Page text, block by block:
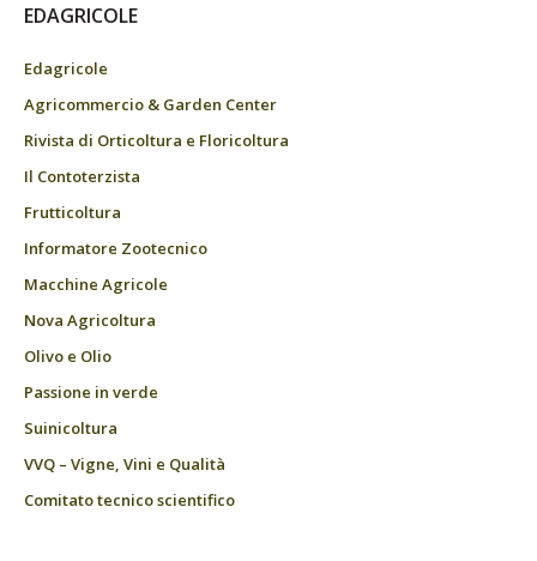
EDAGRICOLE
Edagricole
Agricommercio & Garden Center
Rivista di Orticoltura e Floricoltura
Il Contoterzista
Frutticoltura
Informatore Zootecnico
Macchine Agricole
Nova Agricoltura
Olivo e Olio
Passione in verde
Suinicoltura
VVQ – Vigne, Vini e Qualità
Comitato tecnico scientifico